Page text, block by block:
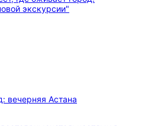
вечерняя Астана